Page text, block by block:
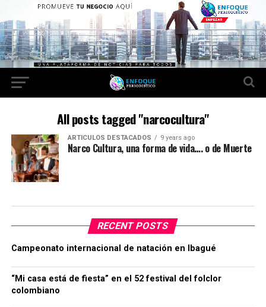
All posts tagged "narcocultura"
ARTICULOS DESTACADOS 9 years ago
Narco Cultura, una forma de vida…. o de Muerte
RECENT POSTS
Campeonato internacional de natación en Ibagué
“Mi casa está de fiesta” en el 52 festival del folclor
colombiano